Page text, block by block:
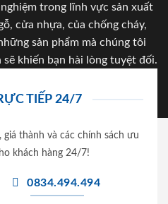
trong lĩnh vực sản xuất
cửa nhựa, của chống cháy,
sản phẩm mà chúng tôi
khiến bạn hài lòng tuyệt đối.
TIẾP 24/7
thành và các chính sách ưu
khách hàng 24/7!
0834.494.494